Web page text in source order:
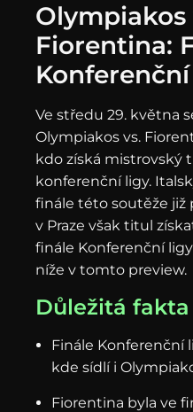
Olympiakos
Fiorentina:
Ve středu 29. května
Olympiakos vs.
kdo získá mistrovský
konferenční ligy.
finále této soutěže již
v Praze však titul
finále Konferenční
níže v tomto preview.
Důležitá fakta
Finále Konferenční
kde sídlí i
Fiorentina byla ve